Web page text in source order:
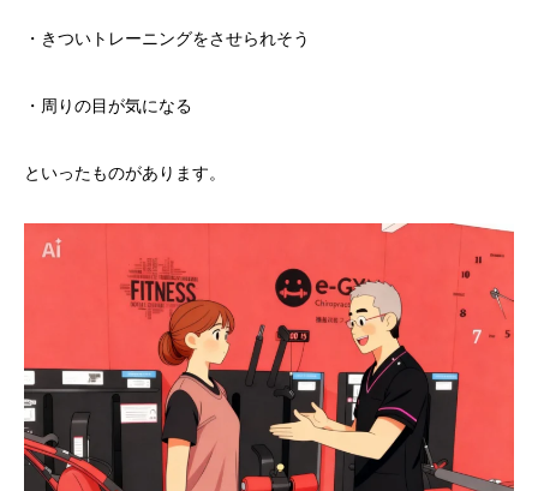
・きついトレーニングをさせられそう
・周りの目が気になる
といったものがあります。